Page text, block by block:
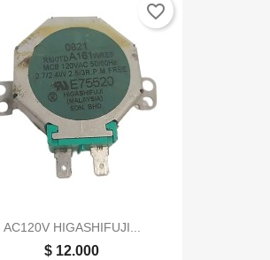
AC120V HIGASHIFUJI...
$ 12.000
favorite_border